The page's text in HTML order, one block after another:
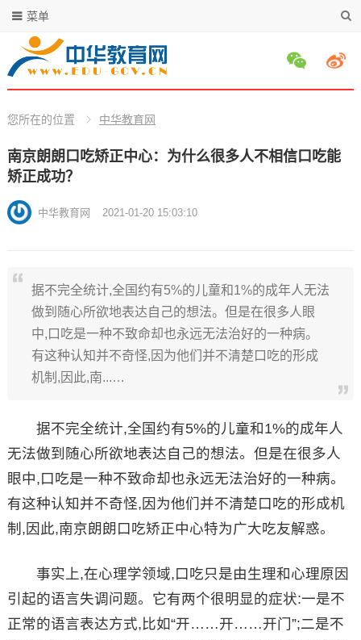
菜单
您所在的位置 中华教育网
南京朗朗口吃矫正中心：为什么很多人不相信口吃能
矫正成功？
中华教育网 2021-01-20 15:03:10
据不完全统计,全国约有5%的儿童和1%的成年人无法
做到随心所欲地表达自己的想法。但是在很多人眼
中,口吃是一种不致命却也永远无法治好的一种病。
有这种认知并不奇怪,因为他们并不清楚口吃的形成
机制,因此,南...…
据不完全统计,全国约有5%的儿童和1%的成年人
无法做到随心所欲地表达自己的想法。但是在很多人
眼中,口吃是一种不致命却也永远无法治好的一种病。
有这种认知并不奇怪,因为他们并不清楚口吃的形成机
制,因此,南京朗朗口吃矫正中心特为广大吃友解惑。
事实上,在心理学领域,口吃只是由生理和心理原因
引起的语言失调问题。它有两个很明显的症状:一是不
正常的语言表达方式,比如“开……开……开门”;二是不